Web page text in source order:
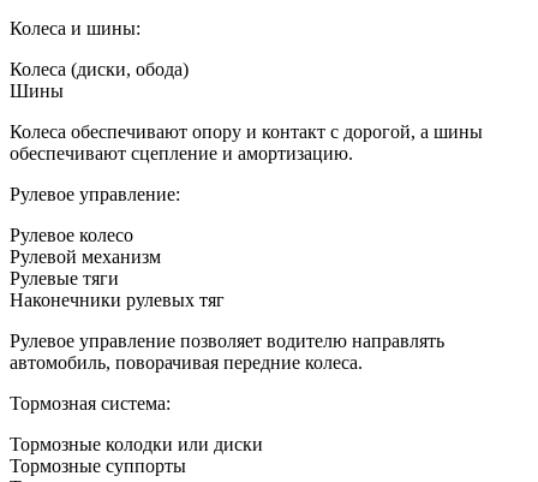
Колеса и шины:
Колеса (диски, обода)
Шины
Колеса обеспечивают опору и контакт с дорогой, а шины
обеспечивают сцепление и амортизацию.
Рулевое управление:
Рулевое колесо
Рулевой механизм
Рулевые тяги
Наконечники рулевых тяг
Рулевое управление позволяет водителю направлять
автомобиль, поворачивая передние колеса.
Тормозная система:
Тормозные колодки или диски
Тормозные суппорты